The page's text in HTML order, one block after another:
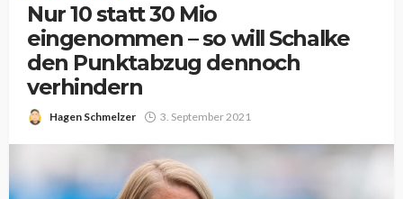
Nur 10 statt 30 Mio
eingenommen – so will Schalke
den Punktabzug dennoch
verhindern
Hagen Schmelzer 3. September 2021